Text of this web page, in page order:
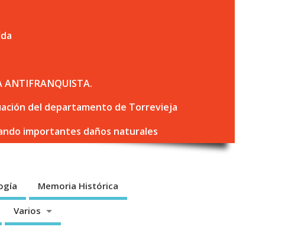
ANTIFRANQUISTA.
del departamento de Torrevieja
importantes daños naturales
Memoria Histórica
Varios